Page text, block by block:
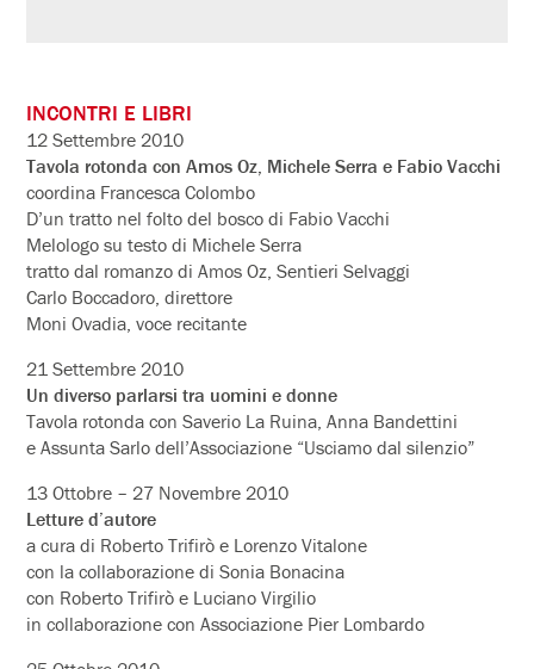
INCONTRI E LIBRI
12 Settembre 2010
Tavola rotonda con Amos Oz, Michele Serra e Fabio Vacchi
coordina Francesca Colombo
D’un tratto nel folto del bosco di Fabio Vacchi
Melologo su testo di Michele Serra
tratto dal romanzo di Amos Oz, Sentieri Selvaggi
Carlo Boccadoro, direttore
Moni Ovadia, voce recitante
21 Settembre 2010
Un diverso parlarsi tra uomini e donne
Tavola rotonda con Saverio La Ruina, Anna Bandettini
e Assunta Sarlo dell’Associazione “Usciamo dal silenzio”
13 Ottobre – 27 Novembre 2010
Letture d’autore
a cura di Roberto Trifirò e Lorenzo Vitalone
con la collaborazione di Sonia Bonacina
con Roberto Trifirò e Luciano Virgilio
in collaborazione con Associazione Pier Lombardo